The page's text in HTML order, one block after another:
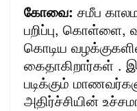
கோவை: சமீப
பறிப்பு, கொள்ளை,
கொடிய
கைதாகிறார்கள் .
படிக்கும்
அதிர்ச்சியின்